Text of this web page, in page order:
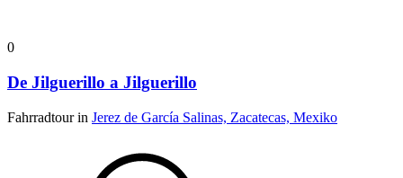
0
De Jilguerillo a Jilguerillo
Fahrradtour in Jerez de García Salinas, Zacatecas, Mexiko